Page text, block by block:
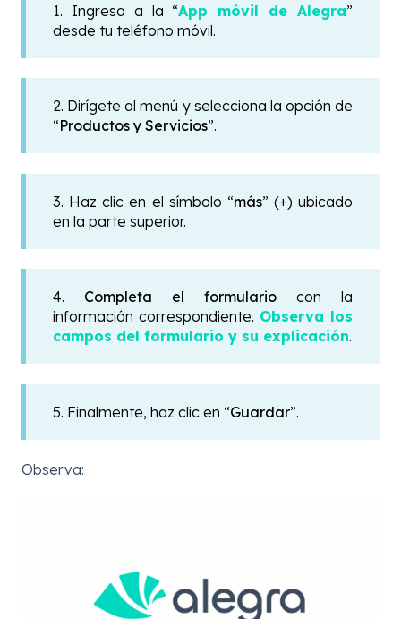
1. Ingresa a la “App móvil de Alegra”
desde tu teléfono móvil.
2. Dirígete al menú y selecciona la opción de
“Productos y Servicios”.
3. Haz clic en el símbolo “más” (+) ubicado
en la parte superior.
4. Completa el formulario con la
información correspondiente. Observa los
campos del formulario y su explicación.
5. Finalmente, haz clic en “Guardar”.
Observa: